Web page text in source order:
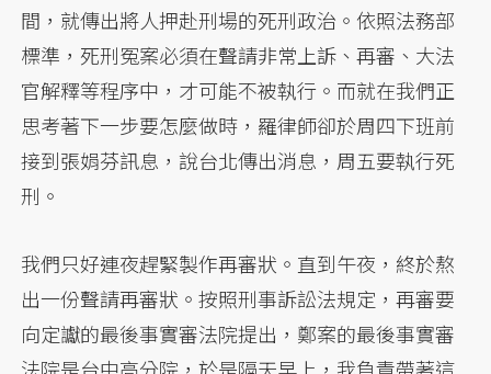
間，就傳出將人押赴刑場的死刑政治。依照法務部
標準，死刑冤案必須在聲請非常上訴、再審、大法
官解釋等程序中，才可能不被執行。而就在我們正
思考著下一步要怎麼做時，羅律師卻於周四下班前
接到張娟芬訊息，說台北傳出消息，周五要執行死
刑。
我們只好連夜趕緊製作再審狀。直到午夜，終於熬
出一份聲請再審狀。按照刑事訴訟法規定，再審要
向定讞的最後事實審法院提出，鄭案的最後事實審
法院是台中高分院，於是隔天早上，我負責帶著這